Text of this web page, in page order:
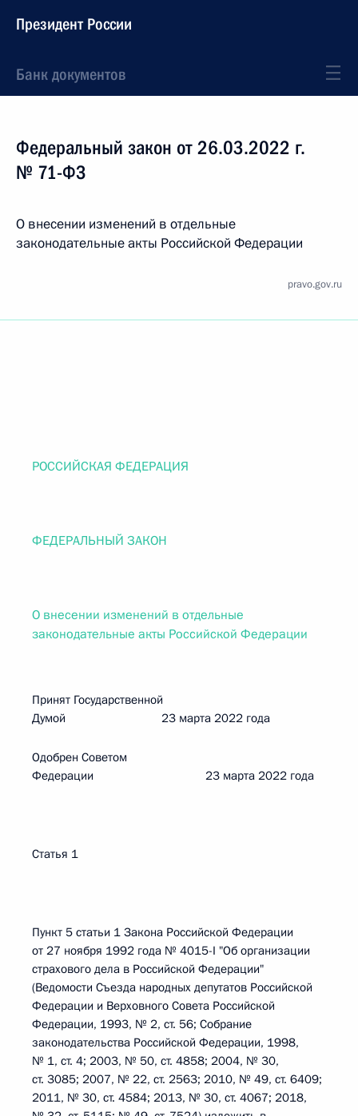
Президент России
Банк документов
Федеральный закон от 26.03.2022 г.
№ 71-ФЗ
О внесении изменений в отдельные
законодательные акты Российской Федерации
pravo.gov.ru
РОССИЙСКАЯ ФЕДЕРАЦИЯ
ФЕДЕРАЛЬНЫЙ ЗАКОН
О внесении изменений в отдельные
законодательные акты Российской Федерации
Принят Государственной
Думой 23 марта 2022 года
Одобрен Советом
Федерации 23 марта 2022 года
Статья 1
Пункт 5 статьи 1 Закона Российской Федерации
от 27 ноября 1992 года № 4015-I "Об организации
страхового дела в Российской Федерации"
(Ведомости Съезда народных депутатов Российской
Федерации и Верховного Совета Российской
Федерации, 1993, № 2, ст. 56; Собрание
законодательства Российской Федерации, 1998,
№ 1, ст. 4; 2003, № 50, ст. 4858; 2004, № 30,
ст. 3085; 2007, № 22, ст. 2563; 2010, № 49, ст. 6409;
2011, № 30, ст. 4584; 2013, № 30, ст. 4067; 2018,